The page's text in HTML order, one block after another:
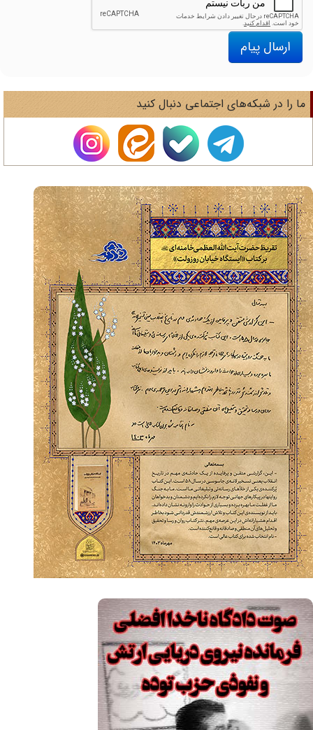
ارسال پیام
را در شبکه‌های اجتماعی دنبال کنید